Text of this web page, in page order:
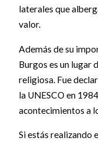
laterales que
valor.
Además de su
Burgos es un lugar
religiosa. Fue
la UNESCO en
acontecimientos a
Si estás realizando